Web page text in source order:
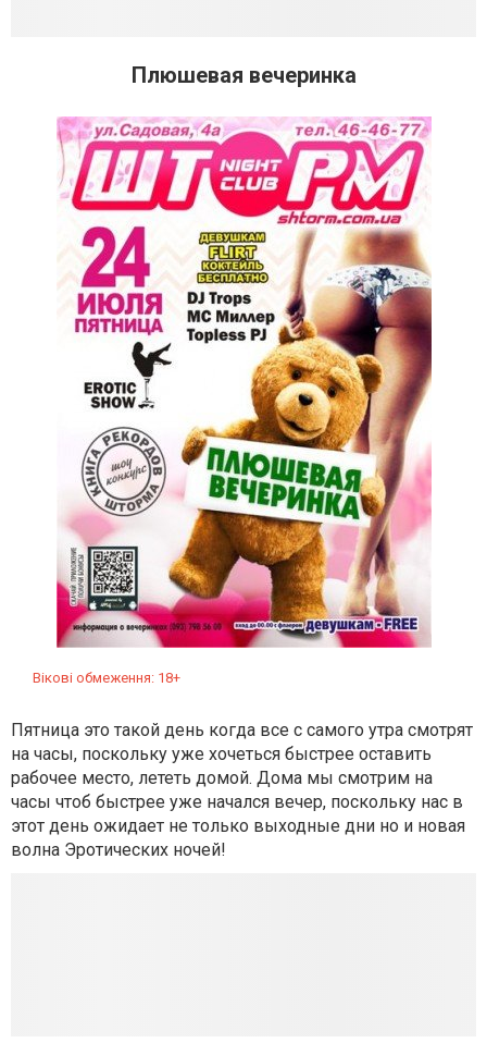
Плюшевая вечеринка
Вікові обмеження: 18+
Пятница это такой день когда все с самого утра смотрят
на часы, поскольку уже хочеться быстрее оставить
рабочее место, лететь домой. Дома мы смотрим на
часы чтоб быстрее уже начался вечер, поскольку нас в
этот день ожидает не только выходные дни но и новая
волна Эротических ночей!